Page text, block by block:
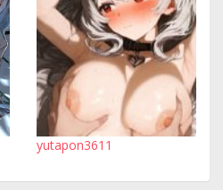
yutapon3611